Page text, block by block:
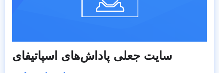
سایت جعلی پاداش‌های اسپاتیفای